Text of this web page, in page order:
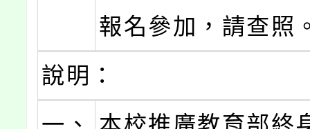
報名參加，請查照
說明：